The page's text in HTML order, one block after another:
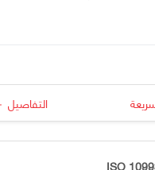
التفاصيل
ISO